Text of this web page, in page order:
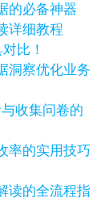
的必备神器
详细教程
比！
洞察优化业务
收集问卷的
率的实用技巧
读的全流程指